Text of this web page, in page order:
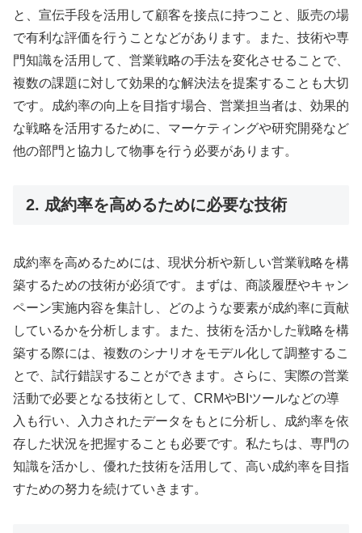
と、宣伝手段を活用して顧客を接点に持つこと、販売の場
で有利な評価を行うことなどがあります。また、技術や専
門知識を活用して、営業戦略の手法を変化させることで、
複数の課題に対して効果的な解決法を提案することも大切
です。成約率の向上を目指す場合、営業担当者は、効果的
な戦略を活用するために、マーケティングや研究開発など
他の部門と協力して物事を行う必要があります。
2. 成約率を高めるために必要な技術
成約率を高めるためには、現状分析や新しい営業戦略を構
築するための技術が必須です。まずは、商談履歴やキャン
ペーン実施内容を集計し、どのような要素が成約率に貢献
しているかを分析します。また、技術を活かした戦略を構
築する際には、複数のシナリオをモデル化して調整するこ
とで、試行錯誤することができます。さらに、実際の営業
活動で必要となる技術として、CRMやBIツールなどの導
入も行い、入力されたデータをもとに分析し、成約率を依
存した状況を把握することも必要です。私たちは、専門の
知識を活かし、優れた技術を活用して、高い成約率を目指
すための努力を続けていきます。